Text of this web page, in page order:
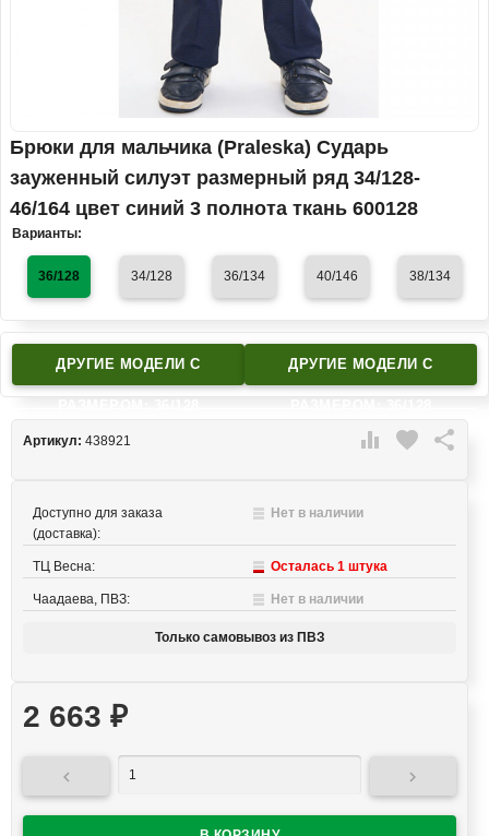
Брюки для мальчика (Praleska) Сударь
зауженный силуэт размерный ряд 34/128-
46/164 цвет синий 3 полнота ткань 600128
Варианты:
36/128 34/128 36/134 40/146 38/134
ДРУГИЕ МОДЕЛИ C ДРУГИЕ МОДЕЛИ C
 favorite 
Артикул: 438921
Доступно для заказа
(доставка):
Нет в наличии
ТЦ Весна: Осталась 1 штука
Чаадаева, ПВЗ: Нет в наличии
Только самовывоз из ПВЗ
2 663 ₽
 